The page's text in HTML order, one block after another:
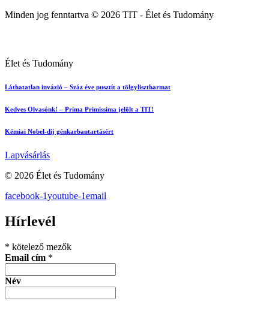
Minden jog fenntartva © 2026 TIT - Élet és Tudomány
Élet és Tudomány
Láthatatlan invázió – Száz éve pusztít a tölgylisztharmat
Kedves Olvasónk! – Prima Primissima jelölt a TIT!
Kémiai Nobel-díj génkarbantartásért
Lapvásárlás
© 2026 Élet és Tudomány
facebook-1youtube-1email
Hírlevél
* kötelező mezők
Email cím *
Név